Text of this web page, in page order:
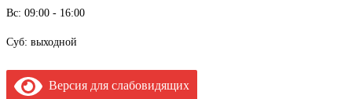
Вс: 09:00 - 16:00
Суб: выходной
Версия для слабовидящих